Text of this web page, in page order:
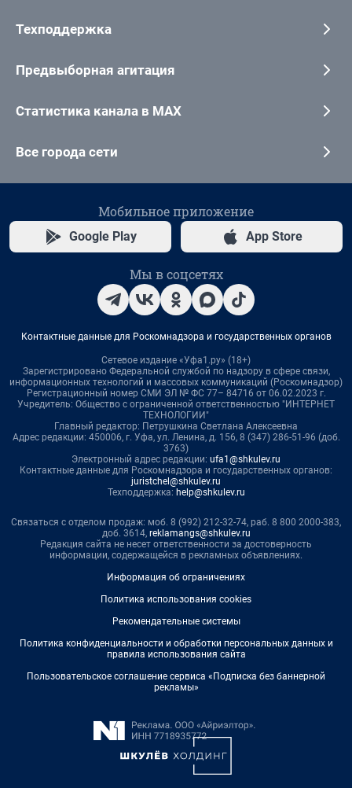
Техподдержка
Предвыборная агитация
Статистика канала в MAX
Все города сети
Мобильное приложение
Google Play App Store
Мы в соцсетях
Контактные данные для Роскомнадзора и государственных органов
Сетевое издание «Уфа1.ру» (18+)
Зарегистрировано Федеральной службой по надзору в сфере связи,
информационных технологий и массовых коммуникаций (Роскомнадзор)
Регистрационный номер СМИ ЭЛ № ФС 77– 84716 от 06.02.2023 г.
Учредитель: Общество с ограниченной ответственностью "ИНТЕРНЕТ
ТЕХНОЛОГИИ"
Главный редактор: Петрушкина Светлана Алексеевна
Адрес редакции: 450006, г. Уфа, ул. Ленина, д. 156, 8 (347) 286-51-96 (доб.
3763)
Электронный адрес редакции: ufa1@shkulev.ru
Контактные данные для Роскомнадзора и государственных органов:
juristchel@shkulev.ru
Техподдержка: help@shkulev.ru
Связаться с отделом продаж: моб. 8 (992) 212-32-74, раб. 8 800 2000-383,
доб. 3614, reklamangs@shkulev.ru
Редакция сайта не несет ответственности за достоверность
информации, содержащейся в рекламных объявлениях.
Информация об ограничениях
Политика использования cookies
Рекомендательные системы
Политика конфиденциальности и обработки персональных данных и
правила использования сайта
Пользовательское соглашение сервиса «Подписка без баннерной
рекламы»